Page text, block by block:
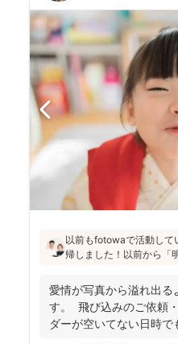
以前もfotowaで活動して
帰しました！以前から「
と好評です♪特にニュー
し、クオリティ高いお写
愛情が写真から溢れ出る
す。 飛び込みのご依頼
ダーが空いてない日時で